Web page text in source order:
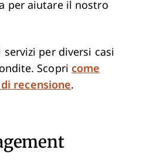
per aiutare il nostro
per diversi casi
Scopri come
recensione.